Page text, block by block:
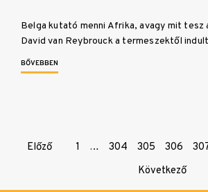
Belga kutató menni Afrika, avagy mit tesz
David van Reybrouck a termeszektől
BŐVEBBEN
Page
navigation
Előző 1 … 304 305 306
Következő